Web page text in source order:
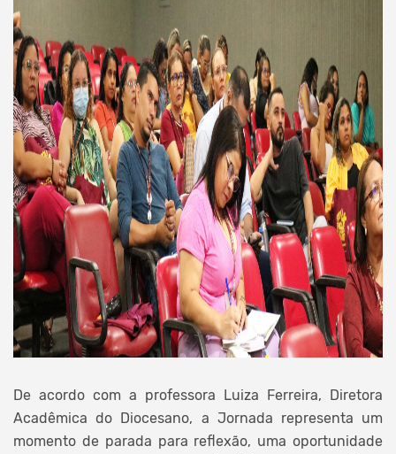
De acordo com a professora Luiza Ferreira, Diretora
Acadêmica do Diocesano, a Jornada representa um
momento de parada para reflexão, uma oportunidade